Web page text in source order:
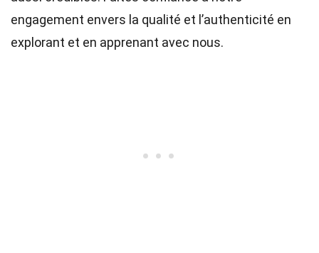
engagement envers la qualité et l’authenticité en
explorant et en apprenant avec nous.